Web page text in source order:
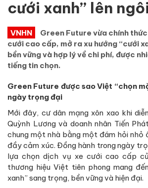
cưới xanh” lên ngôi
VNHN
Green Future vừa chính
cưới cao cấp, mở ra xu hướng “cưới
bền vững và hợp lý về chi phí, được
tiếng tin chọn.
Green Future được sao Việt “chọn
ngày trọng đại
Mới đây, cư dân mạng xôn xao khi
Quỳnh Lương và doanh nhân Tiến
chung một nhà bằng một đám hỏi nhỏ
đầy cảm xúc. Đồng hành trong ngày
lựa chọn dịch vụ xe cưới cao cấp
thương hiệu Việt tiên phong mang
xanh” sang trọng, bền vững và hiện đại.